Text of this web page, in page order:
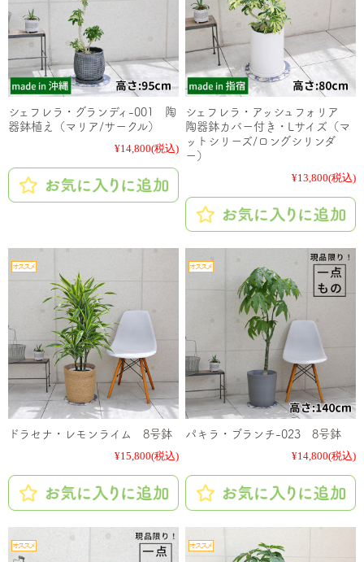
シェフレラ・グランディ-001 陶
器鉢植え（マリア/サークル）
¥14,800(税込)
シェフレラ・アッシュフォリア
陶器鉢カバー付き・Lサイズ（マ
ットシリーズ/ロングシリンダ
ー）
¥13,800(税込)
ドラセナ・レモンライム 8号鉢
¥15,800(税込)
パキラ・ブランチ-023 8号鉢
¥14,800(税込)